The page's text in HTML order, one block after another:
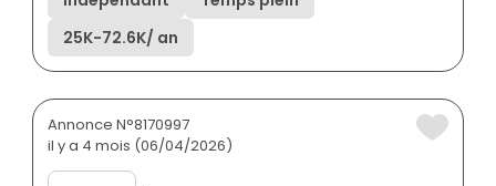
25K-72.6K/ an
Annonce N°8170997
il y a 4 mois (06/04/2026)